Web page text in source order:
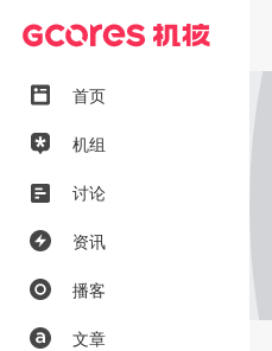
首页
机组
讨论
资讯
播客
文章